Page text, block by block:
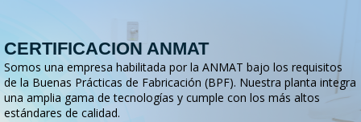
CERTIFICACION ANMAT
Somos una empresa habilitada por la ANMAT bajo los requisitos
de la Buenas Prácticas de Fabricación (BPF). Nuestra planta integra
una amplia gama de tecnologías y cumple con los más altos
estándares de calidad.